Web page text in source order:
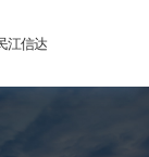
江信达